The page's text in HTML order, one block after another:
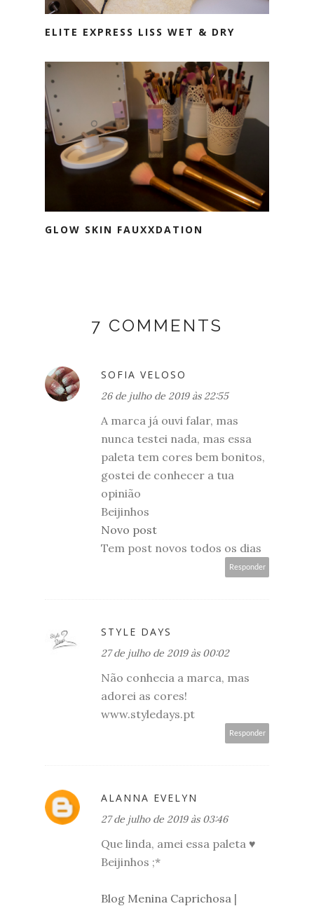
ELITE EXPRESS LISS WET & DRY
GLOW SKIN FAUXXDATION
7 COMMENTS
SOFIA VELOSO
26 de julho de 2019 às 22:55
A marca já ouvi falar, mas
nunca testei nada, mas essa
paleta tem cores bem bonitos,
gostei de conhecer a tua
opinião
Beijinhos
Novo post
Tem post novos todos os dias
Responder
STYLE DAYS
27 de julho de 2019 às 00:02
Não conhecia a marca, mas
adorei as cores!
www.styledays.pt
Responder
ALANNA EVELYN
27 de julho de 2019 às 03:46
Que linda, amei essa paleta ♥
Beijinhos ;*
Blog Menina Caprichosa |